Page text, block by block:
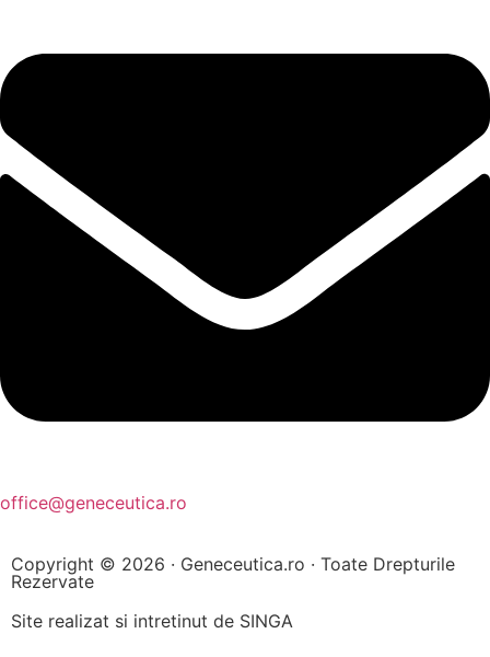
office@geneceutica.ro
Copyright © 2026 · Geneceutica.ro · Toate Drepturile
Rezervate
Site realizat si intretinut de SINGA